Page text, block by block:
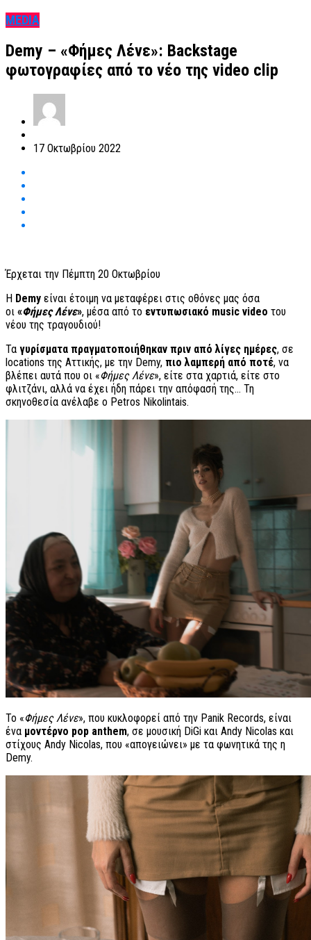
MEDIA
Demy – «Φήμες Λένε»: Backstage
φωτογραφίες από το νέο της video clip
17 Οκτωβρίου 2022
Έρχεται την Πέμπτη 20 Οκτωβρίου
H Demy είναι έτοιμη να μεταφέρει στις οθόνες μας όσα
οι «Φήμες Λένε», μέσα από το εντυπωσιακό music video του
νέου της τραγουδιού!
Τα γυρίσματα πραγματοποιήθηκαν πριν από λίγες ημέρες, σε
locations της Αττικής, με την Demy, πιο λαμπερή από ποτέ, να
βλέπει αυτά που οι «Φήμες Λένε», είτε στα χαρτιά, είτε στο
φλιτζάνι, αλλά να έχει ήδη πάρει την απόφασή της… Τη
σκηνοθεσία ανέλαβε ο Petros Nikolintais.
Το «Φήμες Λένε», που κυκλοφορεί από την Panik Records, είναι
ένα μοντέρνο pop anthem, σε μουσική DiGi και Andy Nicolas και
στίχους Andy Nicolas, που «απογειώνει» με τα φωνητικά της η
Demy.